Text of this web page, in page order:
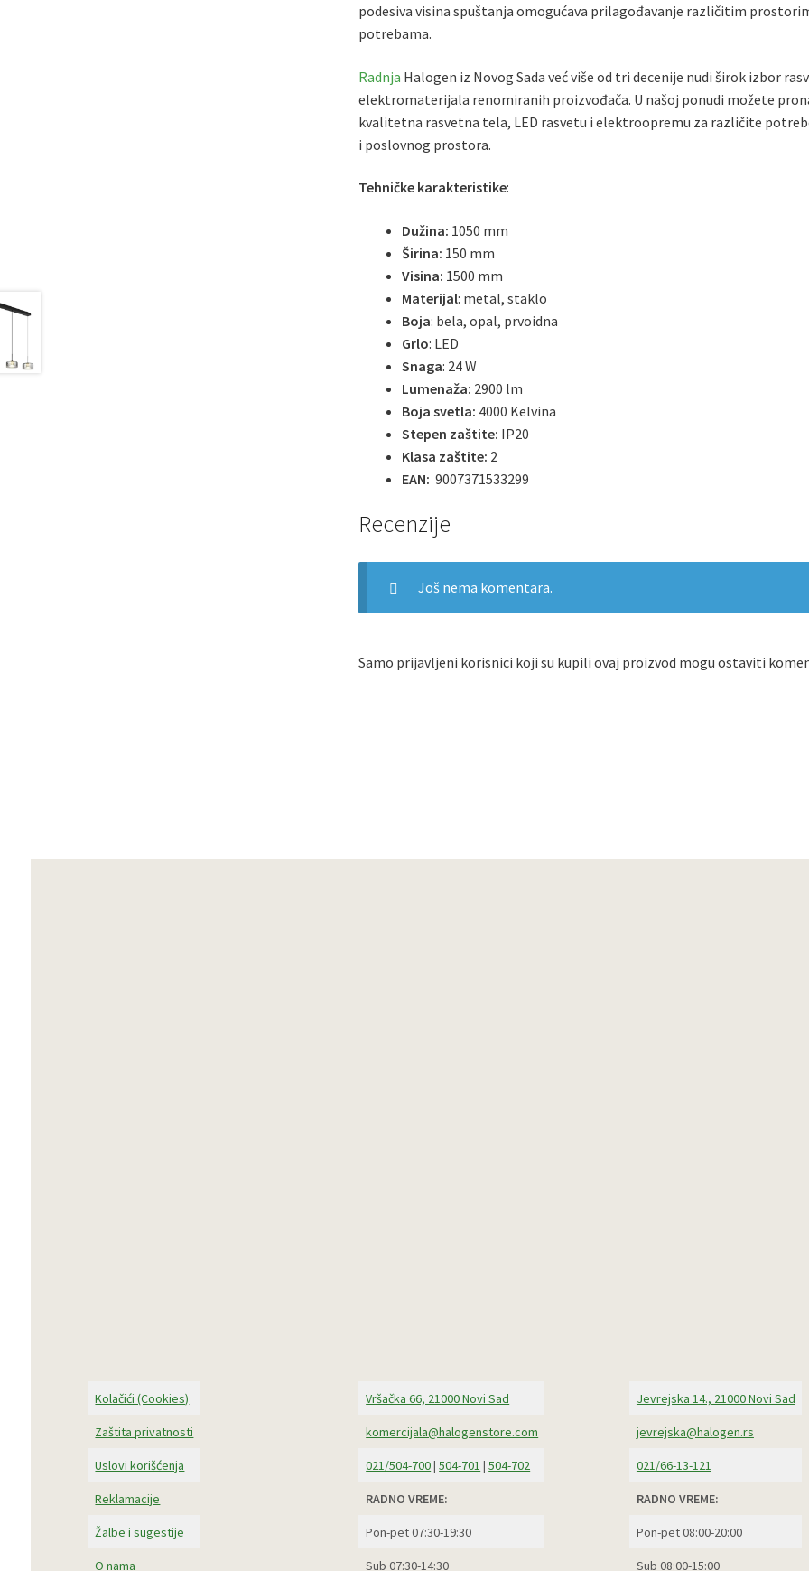
podesiva visina spuštanja omogućava prilagođavanje različitim
potrebama.
Radnja Halogen iz Novog Sada već više od tri decenije nudi širok izbor
elektromaterijala renomiranih proizvođača. U našoj ponudi možete
kvalitetna rasvetna tela, LED rasvetu i elektroopremu za različite
i poslovnog prostora.
Tehničke karakteristike:
Dužina: 1050 mm
Širina: 150 mm
Visina: 1500 mm
Materijal: metal, staklo
Boja: bela, opal, prvoidna
Grlo: LED
Snaga: 24 W
Lumenaža: 2900 lm
Boja svetla: 4000 Kelvina
Stepen zaštite: IP20
Klasa zaštite: 2
EAN:9007371533299
Recenzije
Još nema komentara.
Samo prijavljeni korisnici koji su kupili ovaj proizvod mogu ostaviti
Kolačići (Cookies)
Zaštita privatnosti
Uslovi korišćenja
Reklamacije
Žalbe i sugestije
O nama
Vršačka 66, 21000 Novi Sad
komercijala@halogenstore.com
021/504-700|504-701 |504-702
RADNO VREME:
Pon-pet 07:30-19:30
Sub 07:30-14:30
Jevrejska 14., 21000 Novi Sad
jevrejska@halogen.rs
021/66-13-121
RADNO VREME:
Pon-pet 08:00-20:00
Sub 08:00-15:00